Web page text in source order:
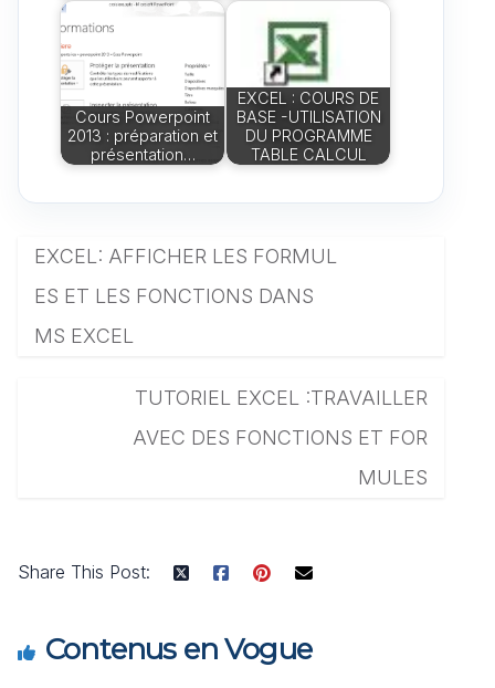
Cours Powerpoint
2013 : préparation et
présentation…
EXCEL : COURS DE
BASE -UTILISATION
DU PROGRAMME
TABLE CALCUL
EXCEL: AFFICHER LES FORMUL
ES ET LES FONCTIONS DANS
MS EXCEL
TUTORIEL EXCEL :TRAVAILLER
AVEC DES FONCTIONS ET FOR
MULES
Share This Post:
Contenus en Vogue